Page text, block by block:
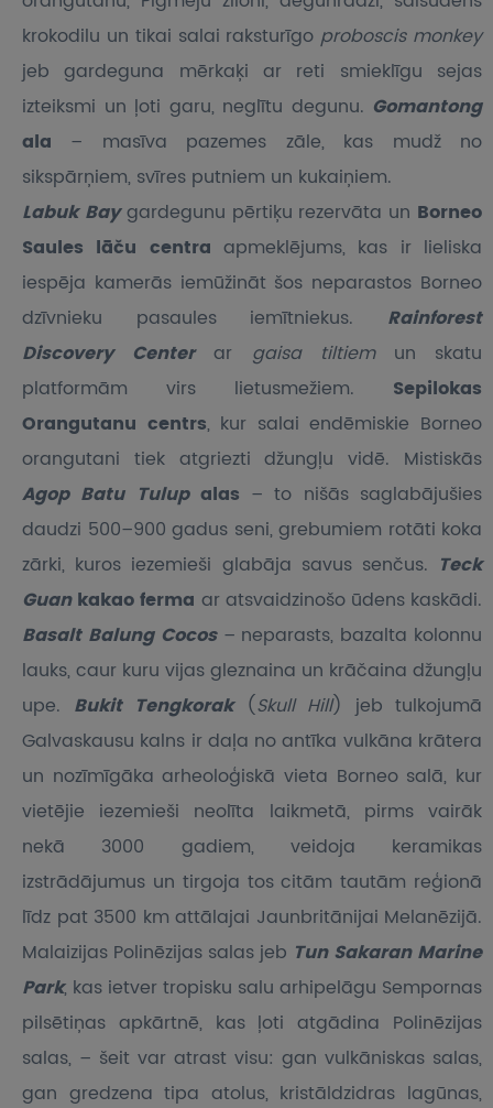
krokodilu un tikai salai raksturīgo proboscis monkey
jeb gardeguna mērkaķi ar reti smieklīgu sejas
izteiksmi un ļoti garu, neglītu degunu. Gomantong
ala – masīva pazemes zāle, kas mudž no
sikspārņiem, svīres putniem un kukaiņiem.
Labuk Baygardegunu pērtiķu rezervāta un Borneo
Saules lāču centra apmeklējums, kas ir lieliska
iespēja kamerās iemūžināt šos neparastos Borneo
dzīvnieku pasaules iemītniekus. Rainforest
Discovery Centerar gaisa tiltiemun skatu
platformām virs lietusmežiem. Sepilokas
Orangutanu centrs, kur salai endēmiskie Borneo
orangutani tiek atgriezti džungļu vidē. Mistiskās
Agop Batu Tulup alas – to nišās saglabājušies
daudzi 500–900 gadus seni, grebumiem rotāti koka
zārki, kuros iezemieši glabāja savus senčus. Teck
Guankakao ferma ar atsvaidzinošo ūdens kaskādi.
Basalt Balung Cocos– neparasts, bazalta kolonnu
lauks, caur kuru vijas gleznaina un krāčaina džungļu
upe. Bukit Tengkorak(Skull Hill) jeb tulkojumā
Galvaskausu kalns ir daļa no antīka vulkāna krātera
un nozīmīgāka arheoloģiskā vieta Borneo salā, kur
vietējie iezemieši neolīta laikmetā, pirms vairāk
nekā 3000 gadiem, veidoja keramikas
izstrādājumus un tirgoja tos citām tautām reģionā
līdz pat 3500 km attālajai Jaunbritānijai Melanēzijā.
Malaizijas Polinēzijas salas jeb Tun Sakaran Marine
Park, kas ietver tropisku salu arhipelāgu Sempornas
pilsētiņas apkārtnē, kas ļoti atgādina Polinēzijas
salas, – šeit var atrast visu: gan vulkāniskas salas,
gan gredzena tipa atolus, kristāldzidras lagūnas,